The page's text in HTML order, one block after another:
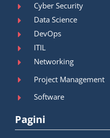
Cyber Security
Data Science
DevOps
ITIL
Networking
Project Management
Software
Pagini